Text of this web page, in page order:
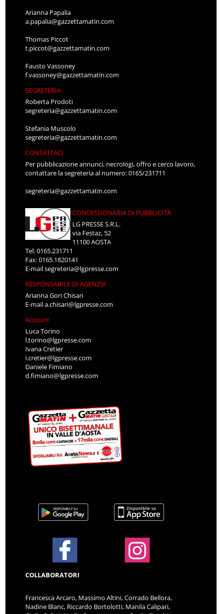
Arianna Papalia
a.papalia@gazzettamatin.com
Thomas Piccot
t.piccot@gazzettamatin.com
Fausto Vassoney
f.vassoney@gazzettamatin.com
SEGRETERIA
Roberta Prodoti
segreteria@gazzettamatin.com
Stefania Muscolo
segreteria@gazzettamatin.com
CONTATTACI
Per pubblicazione annunci, necrologi, offro e cerco lavoro,
contattare la segreteria al numero: 0165/231711
segreteria@gazzettamatin.com
CONCESSIONARIA DI PUBBLICITÀ
LG PRESSE S.R.L.
via Festaz, 52
11100 AOSTA
Tel: 0165.231711
Fax: 0165.1820141
E-mailsegreteria@lgpresse.com
RESPONSABILE DI AGENZIA
Arianna Gori Chisari
E-maila.chisari@lgpresse.com
Account
Luca Torino
l.torino@lgpresse.com
Ivana Cretier
i.cretier@lgpresse.com
Daniele Fimiano
d.fimiano@lgpresse.com
COLLABORATORI
Francesca Arcaro, Massimo Altini, Corrado Bellora,
Nadine Blanc, Riccardo Bortolotti, Manila Calipari,